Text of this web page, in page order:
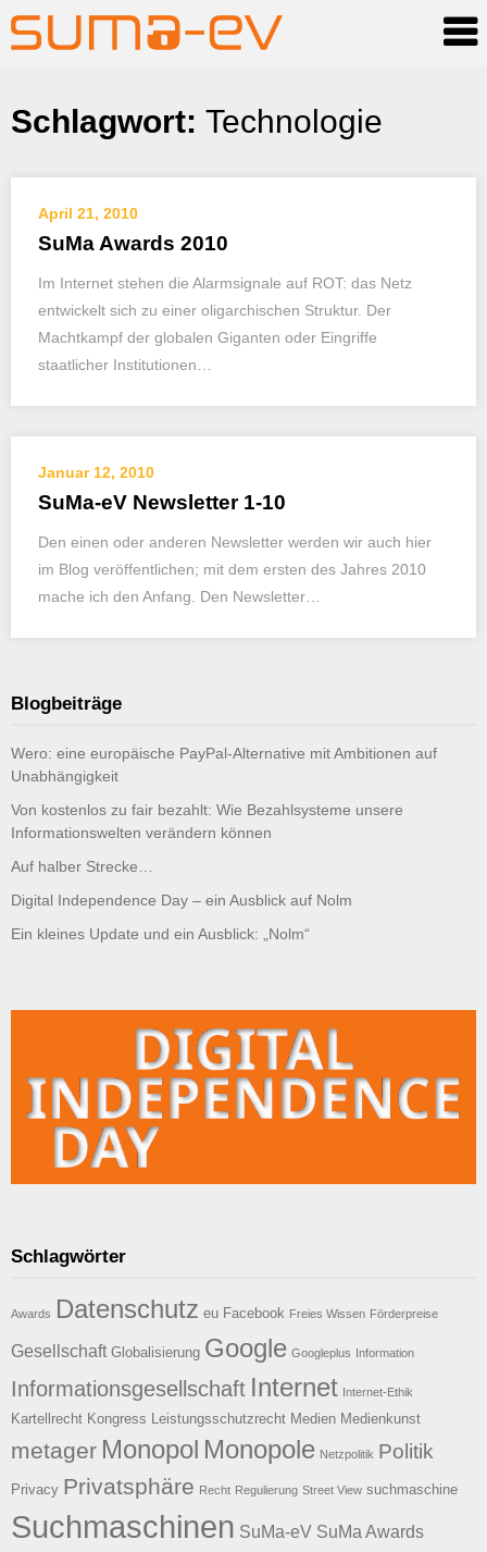
Skip
Schlagwort: Technologie
April 21, 2010
SuMa Awards 2010
Im Internet stehen die Alarmsignale auf ROT: das Netz
entwickelt sich zu einer oligarchischen Struktur. Der
Machtkampf der globalen Giganten oder Eingriffe
staatlicher Institutionen…
Januar 12, 2010
SuMa-eV Newsletter 1-10
Den einen oder anderen Newsletter werden wir auch hier
im Blog veröffentlichen; mit dem ersten des Jahres 2010
mache ich den Anfang. Den Newsletter…
Blogbeiträge
Wero: eine europäische PayPal-Alternative mit Ambitionen auf
Unabhängigkeit
Von kostenlos zu fair bezahlt: Wie Bezahlsysteme unsere
Informationswelten verändern können
Auf halber Strecke…
Digital Independence Day – ein Ausblick auf Nolm
Ein kleines Update und ein Ausblick: „Nolm“
Schlagwörter
Awards Datenschutz eu Facebook Freies Wissen Förderpreise
Gesellschaft Globalisierung Google Googleplus Information
Informationsgesellschaft Internet Internet-Ethik
Kartellrecht Kongress Leistungsschutzrecht Medien Medienkunst
metager Monopol Monopole Netzpolitik Politik
Privacy Privatsphäre Recht Regulierung Street View suchmaschine
Suchmaschinen SuMa-eV SuMa Awards